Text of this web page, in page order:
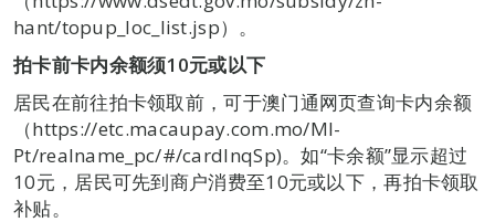
hant/topup_loc_list.jsp）。
拍卡前卡内余额须10元或以下
居民在前往拍卡领取前，可于澳门通网页查询卡内余额
（https://etc.macaupay.com.mo/Ml-
Pt/realname_pc/#/cardInqSp)。如“卡余额”显示超过
10元，居民可先到商户消费至10元或以下，再拍卡领取
补贴。